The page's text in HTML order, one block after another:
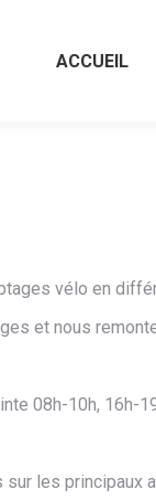
ACCUEIL
vélo en
et nous
08h-10h, 16h-
les